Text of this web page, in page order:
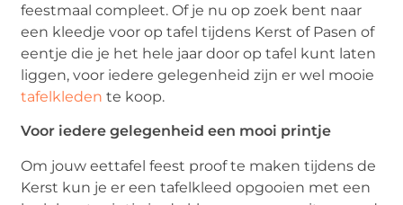
feestmaal compleet. Of je nu op zoek bent naar
een kleedje voor op tafel tijdens Kerst of Pasen of
eentje die je het hele jaar door op tafel kunt laten
liggen, voor iedere gelegenheid zijn er wel mooie
tafelkleden te koop.
Voor iedere gelegenheid een mooi printje
Om jouw eettafel feest proof te maken tijdens de
Kerst kun je er een tafelkleed opgooien met een